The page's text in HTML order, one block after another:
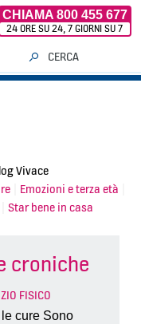
CHIAMA 800 455 677
24 ORE SU 24, 7 GIORNI SU 7
CERCA
Vivace
| Emozioni e terza età
Star bene in casa
croniche
FISICO
le cure Sono